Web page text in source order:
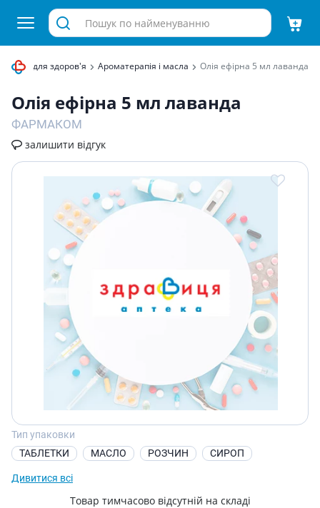
Товари для здоров'я Ароматерапія і масла Олiя ефiрна 5 мл лаванда
Олiя ефiрна 5 мл лаванда
ФАРМАКОМ
залишити відгук
Тип упаковки
ТАБЛЕТКИ
МАСЛО РОЗЧИН СИРОП
Дивитися всі
Товар тимчасово відсутній на складі